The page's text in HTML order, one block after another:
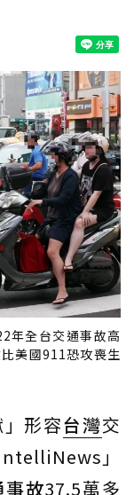
全台交通事故高
美國911恐攻喪生
形容台灣交
」
事故37.5萬多